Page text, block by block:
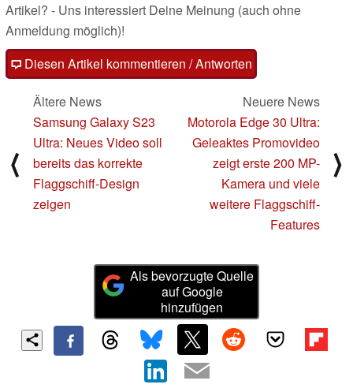
Artikel? - Uns interessiert Deine Meinung (auch ohne
Anmeldung möglich)!
Diesen Artikel kommentieren / Antworten
⟨
Ältere News
Samsung Galaxy S23
Ultra: Neues Video soll
bereits das korrekte
Flaggschiff-Design
zeigen
Neuere News
Motorola Edge 30 Ultra:
Geleaktes Promovideo
zeigt erste 200 MP-
Kamera und viele
weitere Flaggschiff-
Features
⟩
Als bevorzugte Quelle
auf Google
hinzufügen